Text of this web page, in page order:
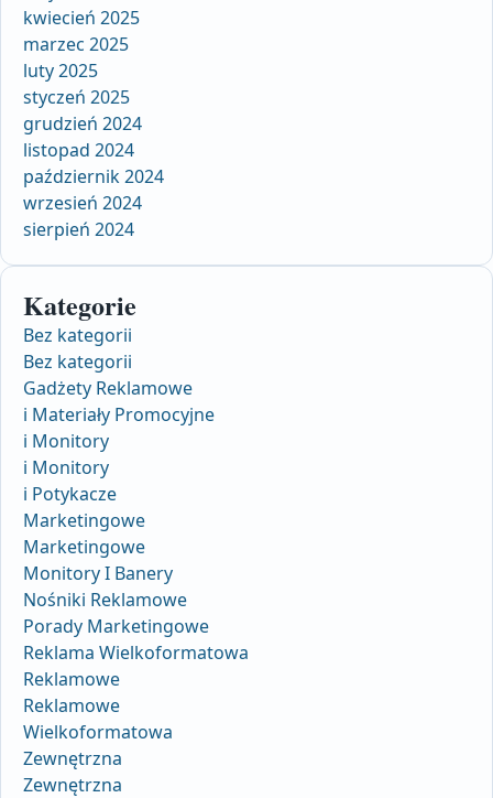
kwiecień 2025
marzec 2025
luty 2025
styczeń 2025
grudzień 2024
listopad 2024
październik 2024
wrzesień 2024
sierpień 2024
Kategorie
Bez kategorii
Bez kategorii
Gadżety Reklamowe
i Materiały Promocyjne
i Monitory
i Monitory
i Potykacze
Marketingowe
Marketingowe
Monitory I Banery
Nośniki Reklamowe
Porady Marketingowe
Reklama Wielkoformatowa
Reklamowe
Reklamowe
Wielkoformatowa
Zewnętrzna
Zewnętrzna